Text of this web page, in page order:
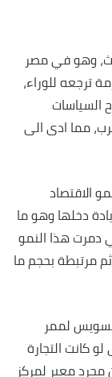
وهو في مصر
ترجعه للوراء،
السياسات
مما ادى الى
في نمو الاقتصاد
دخلها وهو ما
دمرت هذا النمو
مرتبطة بحجم ما
لممر
كانت التجارة
معبر لمركز